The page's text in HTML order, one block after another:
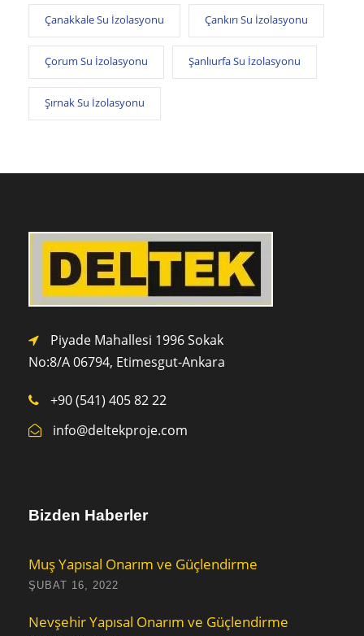
Çanakkale Su İzolasyonu Çankırı Su İzolasyonu
Çorum Su İzolasyonu Şanlıurfa Su İzolasyonu
Şırnak Su İzolasyonu
Piyade Mahallesi 1996 Sokak
No:8/A 06794, Etimesgut-Ankara
+90 (541) 405 82 22
info@deltekproje.com
Bizden Haberler
Muş Yapısal Onarım ve Güçlendirme
ŞUBAT 16, 2022
Nevşehir Yapısal Onarım ve Güçlendirme